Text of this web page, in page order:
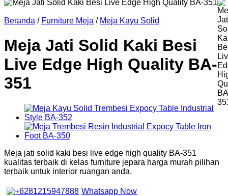
Beranda / Furniture Meja / Meja Kayu Solid
Meja Jati Solid Kaki Besi
Live Edge High Quality BA-
351
Meja jati solid kaki besi live edge high quality BA-351
kualitas terbaik di kelas furniture jepara harga murah pilihan
terbaik untuk interior ruangan anda.
Whatsapp Now